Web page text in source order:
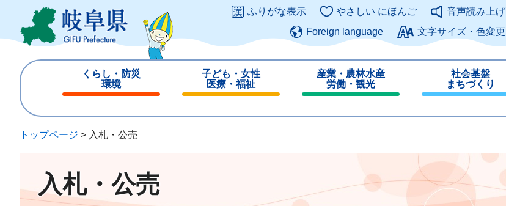
ジ
ュ
このページの本文へ
ふりがな表示 やさしい にほんご
音声読み上げ
Foreign language
文字サイズ・色変更
くらし・防災
環境
じ
子ども・女性
医療・福祉
じ
産業・農林水産
労働・観光
じ
社会基盤
まちづくり
じ
トップページ > 入札・公売
入札・公売